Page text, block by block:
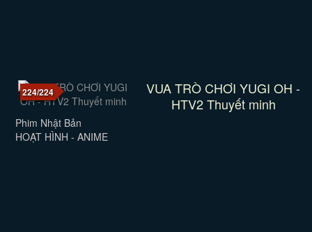
224/224
VUA TRÒ CHƠI YUGI OH -
HTV2 Thuyết minh
Phim Nhật Bản
HOẠT HÌNH - ANIME